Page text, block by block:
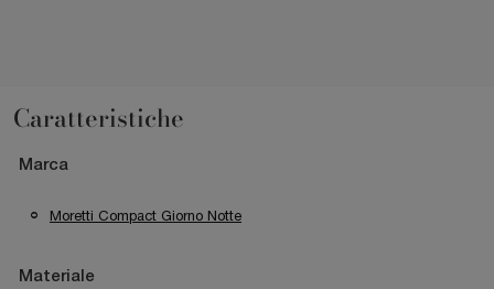
Caratteristiche
Marca
Moretti Compact Giorno Notte
Materiale